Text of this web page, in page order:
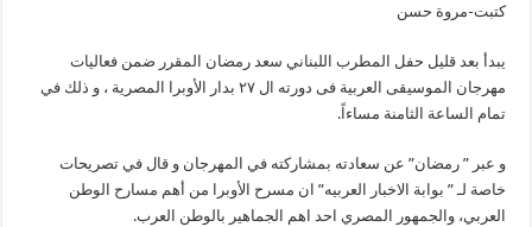
العربيه”
سعيد
بمشاركتى
كتبت-مروة حسن
يبدأ بعد قليل حفل المطرب اللبناني سعد رمضان المقرر ضمن فعاليات
مهرجان الموسيقى العربية فى دورته ال ٢٧ بدار الأوبرا المصرية ، و ذلك في
تمام الساعة الثامنة مساءاً.
و عبر ” رمضان” عن سعادته بمشاركته في المهرجان و قال في تصريحات
خاصة لـ ” بوابة الاخبار العربيه” ان مسرح الأوبرا من أهم مسارح الوطن
العربي، والجمهور المصري احد اهم الجماهير بالوطن العرب.